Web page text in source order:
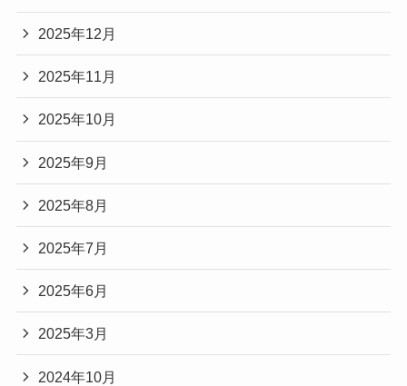
2025年12月
2025年11月
2025年10月
2025年9月
2025年8月
2025年7月
2025年6月
2025年3月
2024年10月